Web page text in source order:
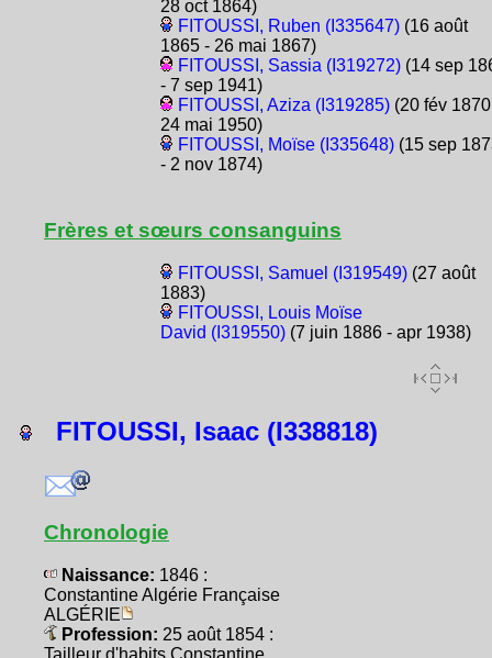
28 oct 1864)
FITOUSSI, Ruben (I335647)(16 août
1865 - 26 mai 1867)
FITOUSSI, Sassia (I319272)(14 sep
- 7 sep 1941)
FITOUSSI, Aziza (I319285)(20 fév
24 mai 1950)
FITOUSSI, Moïse (I335648)(15 sep
- 2 nov 1874)
Frères et sœurs consanguins
FITOUSSI, Samuel (I319549)(27 août
1883)
FITOUSSI, Louis Moïse
David (I319550)(7 juin 1886 - apr 1938)
FITOUSSI, Isaac (I338818)
Chronologie
Naissance: 1846 :
Constantine Algérie Française
ALGÉRIE
Profession: 25 août 1854 :